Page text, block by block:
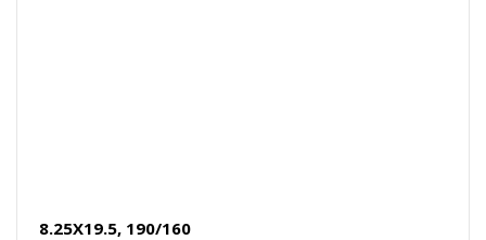
8.25X19.5, 190/160